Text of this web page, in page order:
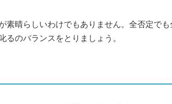
素晴らしいわけでもありません。全否定で
るのバランスをとりましょう。